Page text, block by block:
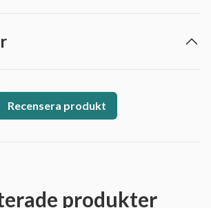
Recensera produkt
produkter